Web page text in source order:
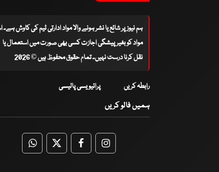
ہم نیوز پر شائع یا نشر ہونے والا مواد ادارتی ٹیم کی کاوش
مواد کو بغیر پیشگی اجازت کسی بھی صورت میں استعمال یا
نقل کرنا درست نہیں۔ تمام حقوق محفوظ ہیں © 2026
رابطہ کریں پرائیویسی پالیسی
ہمیں فالو کریں
WhatsApp
TwitterFacebookFacebook